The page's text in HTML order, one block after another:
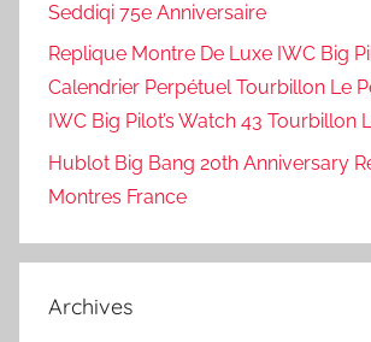
Seddiqi 75e Anniversaire
Replique Montre De Luxe IWC Big
Calendrier Perpétuel Tourbillon Le
IWC Big Pilot’s Watch 43 Tourbillon
Hublot Big Bang 20th Anniversary
Montres France
Archives